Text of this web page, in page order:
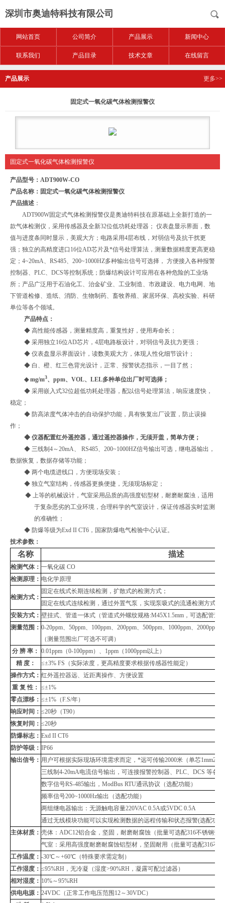
深圳市奥迪特科技有限公司
网站首页 公司简介 产品展示 新闻中心
联系我们 产品目录 技术文章 在线留言
产品展示 更多>>
固定式一氧化碳气体检测报警仪
固定式一氧化碳气体检测报警仪
产品型号：ADT900W-CO
产品名称：固定式一氧化碳气体检测报警仪
产品描述 ：
ADT900W固定式气体检测报警仪是奥迪特科技在原基础上全新打造的一
款气体检测仪，采用传感器及全新32位低功耗处理器； 仪表盘显示界面，数
值与进度条同时显示，美观大方；电路采用4层布线，对弱信号及抗干扰更
强；独立的高精度进口 16位AD芯片及*信号处理算法，测量数据精度更高更稳
定； 4~20mA RS485 200~1000HZ多种输出信号可选择， 方便接入各种报警
控制器、 PLC DCS等控制系统；防爆结构设计可应用在各种危险的工业场
所；产品广泛用于石油化工、治金矿业、工业制造、市政建设、电力电网、地
下管道检修、造纸、消防、生物制药、畜牧养殖、家居环保、高校实验、科研
单位等各个领域。
产品特点：
◆ 高性能传感器，测量精度高，重复性好，使用寿命长；
◆ 采用独立16位AD芯片， 4层电路板设计，对弱信号及抗力更强；
◆ 仪表盘显示界面设计，读数美观大方，体现人性化细节设计；
◆ 白、橙、红三色背光设计，正常、报警状态指示，一目了然；
◆mg/m3、 ppm、 VOL、 LEL多种单位出厂时可选择；
◆ 采用嵌入式32位超低功耗处理器，配以信号处理算法，响应速度快，
稳定；
◆ 防高浓度气体冲击的自动保护功能，具有恢复出厂设置，防止误操
作；
◆ 仪器配置红外遥控器，通过遥控器操作，无须开盖，简单方便；
◆ 三线制4～20mA RS485 200~1000HZ信号输出可选，继电器输出，
数据恢复，数据存储等功能；
◆ 两个电缆进线口，方便现场安装；
◆ 独立气室结构，传感器更换便捷，无须现场标定；
◆ 上等的机械设计，气室采用品质的高强度铝型材，耐磨耐腐浊，适用
于复杂恶劣的工业环境，合理科学的气室设计，保证传感器实时监测
的准确性；
◆ 防爆等级为Exd II CT6 ，国家防爆电气检验中心认证。
技术参数：
名称 描述
检测气体： 一氧化碳 CO
检测原理： 电化学原理
检测方式：
固定在线式长期连续检测，扩散式的检测方式；
固定在线式连续检测，通过外置气泵，实现泵吸式的流通检测方式（
安装方式： 壁挂式、管道一体式（管道式外螺纹规格:M45X1.5mm ，可选配管道
测量范围： 0-20ppm 50ppm 100ppm 200ppm 500ppm 1000ppm 2000ppm
（测量范围出厂可选不可调）
分 辨 率： 0.01ppm （0-100ppm）、 1ppm （ 1000ppm以上）
精 度： ≤±3% FS （实际浓度，更高精度要求根据传感器性能定）
操作方式： 红外遥控器远、近距离操作、方便设置
重 复 性： ≤±1%
零点漂移： ≤±1% （F.S/年）
响应时间： ≤20秒（T90）
恢复时间： ≤20秒
防爆标志： Exd II CT6
防护等级： IP66
输出信号： 用户可根据实际现场环境需求而定，*远可传输2000米（单芯1mm2
三线制4-20mA电流信号输出，可连接报警控制器、 PLC DCS 等各
数字信号RS-485输出， ModBus RTU通讯协议（选配功能）
频率信号200~1000Hz输出（选配功能）
两组继电器输出：无源触电容量220VAC 0.5A或5VDC 0.5A
通过无线模块功能可以实现检测数据的远程传输和状态报警(选配功能
主体材质： 壳体： ADC12铝合金，坚固，耐磨耐腐蚀（批量可选配316不锈钢壳
气室：采用高强度耐磨耐腐蚀铝型材，坚固耐用（批量可选配316不
工作温度： -30℃～+60℃（特殊要求需定制）
工作湿度： ≤95%RH ，无冷凝（湿度>90%RH ，凝露可配过滤器）
相对湿度： 10%～95%RH
供电电源： 24VDC （正常工作电压范围12～30VDC）